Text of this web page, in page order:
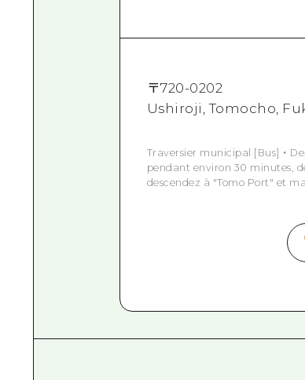
〒720-0202
Ushiroji, Tomocho,
Traversier municipal [Bus] ・
pendant environ 30 minutes,
descendez à "Tomo Port" et